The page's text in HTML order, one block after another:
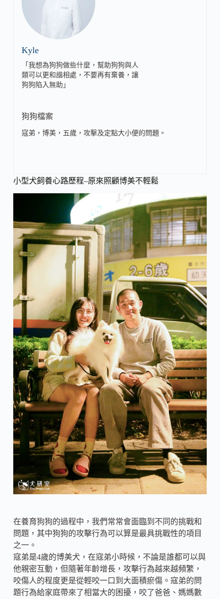
Kyle
「我想為狗狗做些什麼，幫助狗狗與人
類可以更和諧相處，不要再有棄養，讓
狗狗陷入無助」
狗狗檔案
寇弟，博美，五歲，攻擊及定點大小便的問題。
小型犬飼養心路歷程–原來照顧博美不輕鬆
在養育狗狗的過程中，我們常常會面臨到不同的挑戰和
問題，其中狗狗的攻擊行為可以算是最具挑戰性的項目
之一。
寇弟是4歲的博美犬，在寇弟小時候，不論是誰都可以與
他親密互動，但隨著年齡增長，攻擊行為越來越頻繁，
咬傷人的程度更是從輕咬一口到大面積瘀傷。寇弟的問
題行為給家庭帶來了相當大的困擾，咬了爸爸、媽媽數